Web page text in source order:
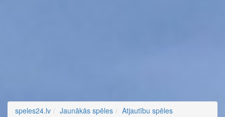
speles24.lv Jaunākās spēles
Atjautību spēles